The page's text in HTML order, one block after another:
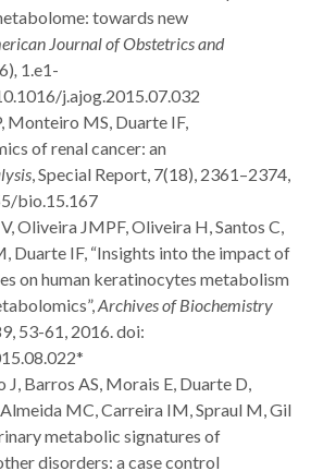
towards new
Journal of Obstetrics and
, 1.e1-
j.ajog.2015.07.032
Monteiro MS, Duarte IF,
of renal cancer: an
, Special Report, 7(18), 2361–2374,
bio.15.167
Oliveira JMPF, Oliveira H, Santos C,
Duarte IF, “Insights into the impact of
on human keratinocytes metabolism
Archives of Biochemistry
53-61, 2016. doi:
J, Barros AS, Morais E, Duarte D,
MC, Carreira IM, Spraul M, Gil
metabolic signatures of
disorders: a case control